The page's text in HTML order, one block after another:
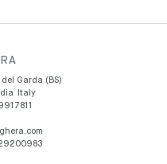
del Garda (BS)
Italy